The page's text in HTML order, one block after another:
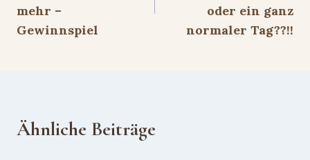
mehr –
Gewinnspiel
oder ein ganz
normaler Tag??!!
Ähnliche Beiträge